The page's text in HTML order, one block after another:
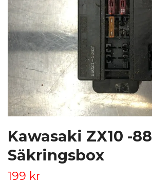
Kawasaki ZX10 -88
Säkringsbox
199 kr